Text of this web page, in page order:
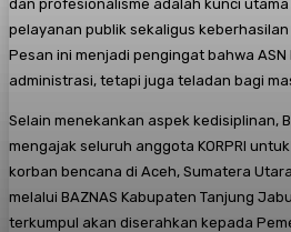
dan profesionalisme adalah kunci
pelayanan publik sekaligus
Pesan ini menjadi pengingat bahwa
administrasi, tetapi juga teladan bagi
Selain menekankan aspek kedisiplinan,
mengajak seluruh anggota KORPRI
korban bencana di Aceh, Sumatera
melalui BAZNAS Kabupaten Tanjung
terkumpul akan diserahkan kepada